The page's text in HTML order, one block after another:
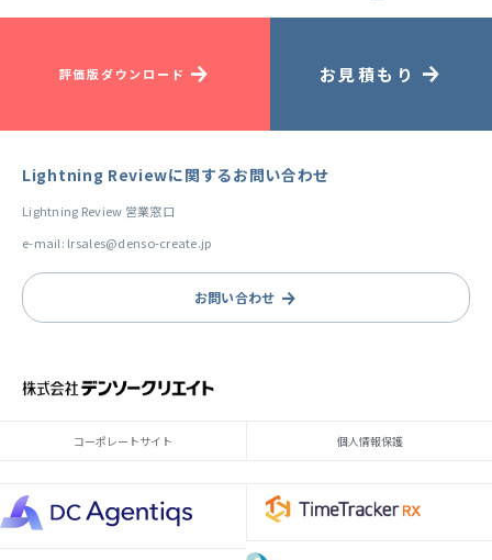
評価版ダウンロード お見積もり
Lightning Reviewに関するお問い合わせ
Lightning Review 営業窓口
e-mail: lrsales@denso-create.jp
お問い合わせ
コーポレートサイト 個人情報保護